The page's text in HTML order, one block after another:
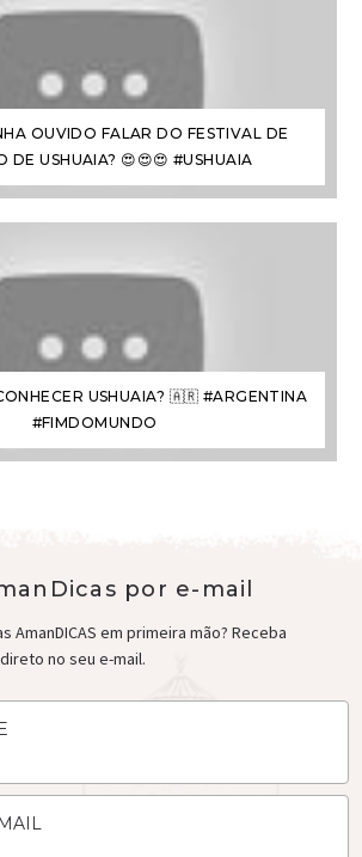
OUVIDO FALAR DO FESTIVAL DE
DE USHUAIA? 😍😍😍 #USHUAIA
USHUAIA? 🇦🇷 #ARGENTINA
#FIMDOMUNDO
por e-mail
AmanDICAS em primeira mão? Receba
no seu e-mail.